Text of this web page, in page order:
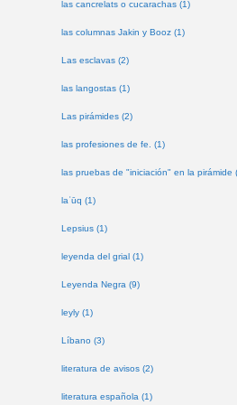
las cancrelats o cucarachas (1)
las columnas Jakin y Booz (1)
Las esclavas (2)
las langostas (1)
Las pirámides (2)
las profesiones de fe. (1)
las pruebas de "iniciación" en la pirámide
laʿūq (1)
Lepsius (1)
leyenda del grial (1)
Leyenda Negra (9)
leyly (1)
Líbano (3)
literatura de avisos (2)
literatura española (1)